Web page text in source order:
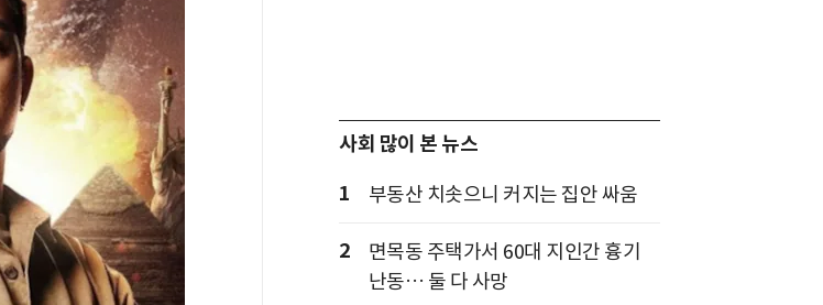
사회 많이 본 뉴스
1
부동산 치솟으니 커지는 집안 싸움
2
면목동 주택가서 60대 지인간 흉기
난동… 둘 다 사망